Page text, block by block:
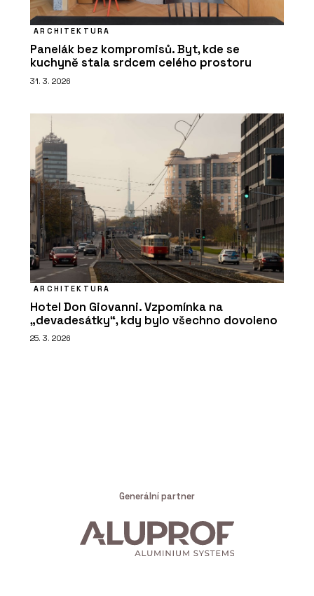
ARCHITEKTURA
Panelák bez kompromisů. Byt, kde se
kuchyně stala srdcem celého prostoru
31. 3. 2026
ARCHITEKTURA
Hotel Don Giovanni. Vzpomínka na
„devadesátky“, kdy bylo všechno dovoleno
25. 3. 2026
Generální partner